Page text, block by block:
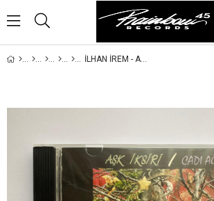
İLHAN İREM - AŞK İKSİRİ / CADI AĞACI (BEST OF İLHAN İREM 2)